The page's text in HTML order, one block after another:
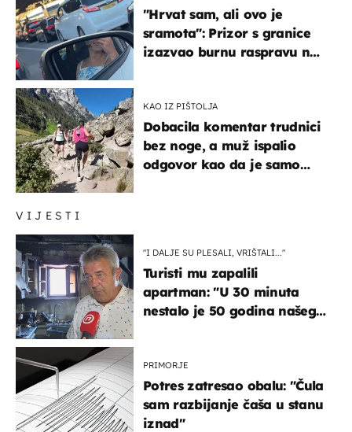
VIJESTI
"I DALJE SU PLESALI, VRIŠTALI..."
Turisti mu zapalili
apartman: "U 30 minuta
nestalo je 50 godina našeg
PRIMORJE
Potres zatresao obalu: "Čula
sam razbijanje čaša u stanu
iznad"
"Hrvat sam, ali ovo je
sramota": Prizor s granice
izazvao burnu raspravu na
KAO IZ PIŠTOLJA
Dobacila komentar trudnici
bez noge, a muž ispalio
odgovor kao da je samo